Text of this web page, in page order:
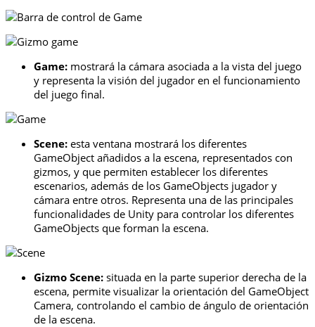
Game: mostrará la cámara asociada a la vista del juego
y representa la visión del jugador en el funcionamiento
del juego final.
Scene: esta ventana mostrará los diferentes
GameObject añadidos a la escena, representados con
gizmos, y que permiten establecer los diferentes
escenarios, además de los GameObjects jugador y
cámara entre otros. Representa una de las principales
funcionalidades de Unity para controlar los diferentes
GameObjects que forman la escena.
Gizmo Scene: situada en la parte superior derecha de la
escena, permite visualizar la orientación del GameObject
Camera, controlando el cambio de ángulo de orientación
de la escena.